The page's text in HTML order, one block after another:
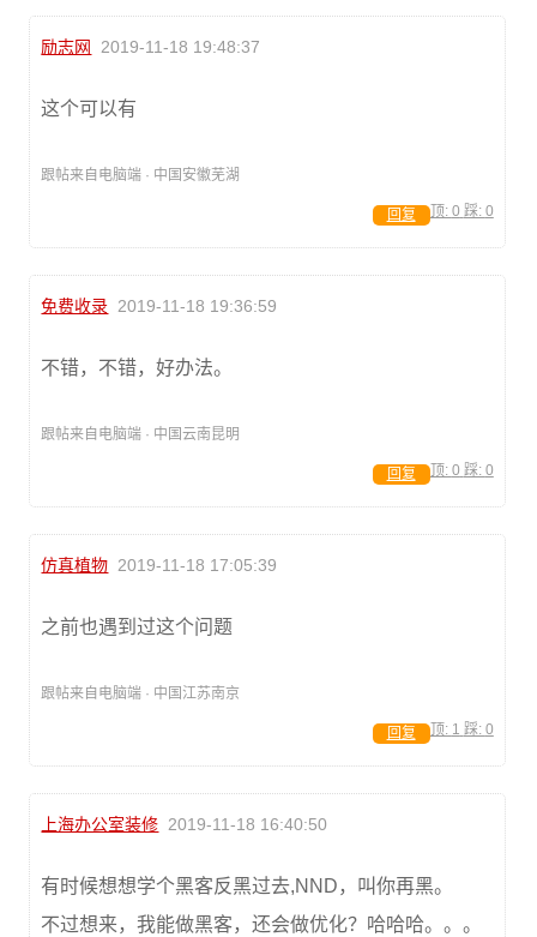
励志网 2019-11-18 19:48:37
这个可以有
跟帖来自电脑端 · 中国安徽芜湖
顶: 0 踩: 0
回复
免费收录 2019-11-18 19:36:59
不错，不错，好办法。
跟帖来自电脑端 · 中国云南昆明
顶: 0 踩: 0
回复
仿真植物 2019-11-18 17:05:39
之前也遇到过这个问题
跟帖来自电脑端 · 中国江苏南京
顶: 1 踩: 0
回复
上海办公室装修 2019-11-18 16:40:50
有时候想想学个黑客反黑过去,NND，叫你再黑。
不过想来，我能做黑客，还会做优化？哈哈哈。。。